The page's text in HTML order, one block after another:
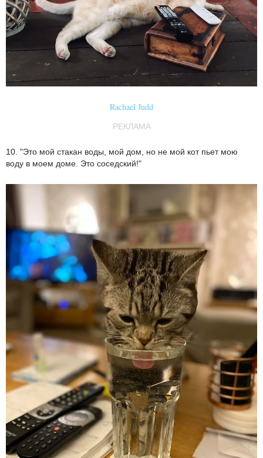
Rachael Judd
РЕКЛАМА
10. "Это мой стакан воды, мой дом, но не мой кот пьет мою
воду в моем доме. Это соседский!"